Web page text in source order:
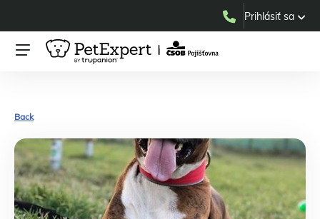
Prihlásiť sa
Back